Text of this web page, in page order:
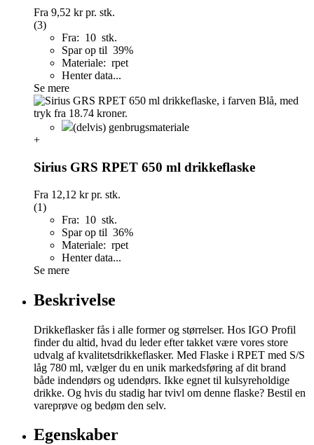
Fra 9,52 krpr. stk.
(3)
Fra: 10 stk.
Spar op til 39%
Materiale: rpet
Henter data...
Se mere
(delvis) genbrugsmateriale
+
Sirius GRS RPET 650 ml drikkeflaske
Fra 12,12 krpr. stk.
(1)
Fra: 10 stk.
Spar op til 36%
Materiale: rpet
Henter data...
Se mere
Beskrivelse
Drikkeflasker fås i alle former og størrelser. Hos IGO Profil
finder du altid, hvad du leder efter takket være vores store
udvalg af kvalitetsdrikkeflasker. Med Flaske i RPET med S/S
låg 780 ml, vælger du en unik markedsføring af dit brand
både indendørs og udendørs. Ikke egnet til kulsyreholdige
drikke. Og hvis du stadig har tvivl om denne flaske? Bestil en
vareprøve og bedøm den selv.
Egenskaber